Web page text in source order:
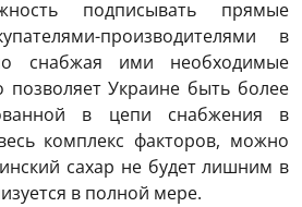
подписывать прямые
производителями в
снабжая ими необходимые
Украине быть более
в цепи снабжения в
комплекс факторов, можно
сахар не будет лишним в
в полной мере.